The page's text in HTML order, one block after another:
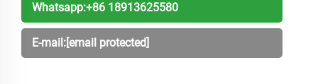
Whatsapp:+86 18913625580
E-mail:[email protected]